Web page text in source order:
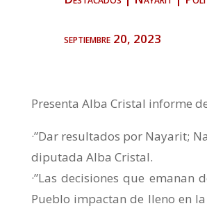
septiembre 20, 2023
Presenta Alba Cristal informe
·”Dar resultados por Nayarit;
diputada Alba Cristal.
·”Las decisiones que emanan
Pueblo impactan de lleno en